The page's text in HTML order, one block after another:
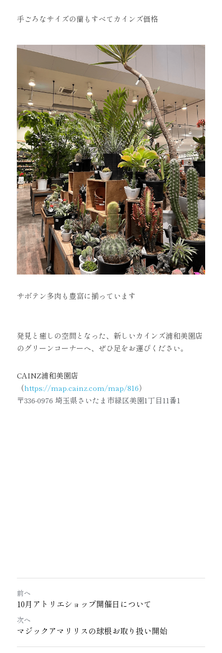
手ごろなサイズの蘭もすべてカインズ価格
サボテン多肉も豊富に揃っています
発見と癒しの空間となった、新しいカインズ浦和美園店
のグリーンコーナーへ、ぜひ足をお運びください。
CAINZ浦和美園店
（https://map.cainz.com/map/816）
〒336-0976 埼玉県さいたま市緑区美園1丁目11番1
前へ
10月アトリエショップ開催日について
次へ
マジックアマリリスの球根お取り扱い開始